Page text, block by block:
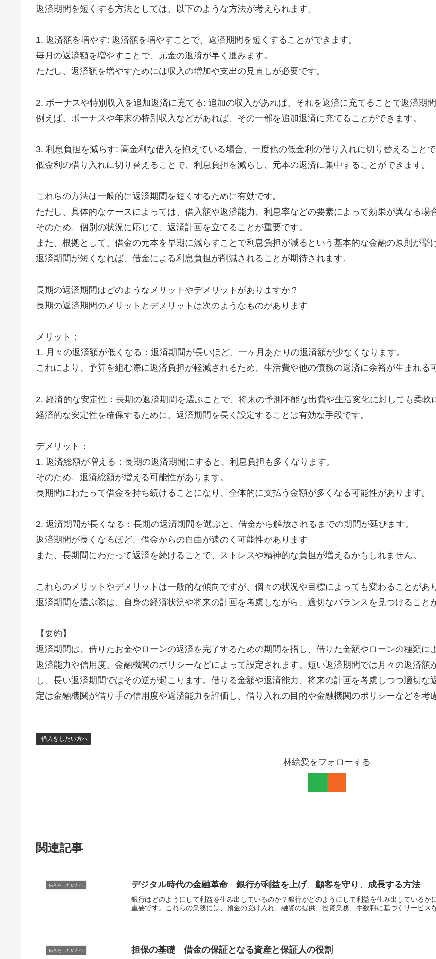
返済期間を短くする方法としては、以下のような方法が考えられます。
1. 返済額を増やす: 返済額を増やすことで、返済期間を短くすることができます。
毎月の返済額を増やすことで、元金の返済が早く進みます。
ただし、返済額を増やすためには収入の増加や支出の見直しが必要です。
2. ボーナスや特別収入を追加返済に充てる: 追加の収入があれば、それを返済に充てることで返済期
例えば、ボーナスや年末の特別収入などがあれば、その一部を追加返済に充てることができます。
3. 利息負担を減らす: 高金利な借入を抱えている場合、一度他の低金利の借り入れに切り替えること
低金利の借り入れに切り替えることで、利息負担を減らし、元本の返済に集中することができます。
これらの方法は一般的に返済期間を短くするために有効です。
ただし、具体的なケースによっては、借入額や返済能力、利息率などの要素によって効果が異なる場
そのため、個別の状況に応じて、返済計画を立てることが重要です。
また、根拠として、借金の元本を早期に減らすことで利息負担が減るという基本的な金融の原則が挙
返済期間が短くなれば、借金による利息負担が削減されることが期待されます。
長期の返済期間はどのようなメリットやデメリットがありますか？
長期の返済期間のメリットとデメリットは次のようなものがあります。
メリット：
1. 月々の返済額が低くなる：返済期間が長いほど、一ヶ月あたりの返済額が少なくなります。
これにより、予算を組む際に返済負担が軽減されるため、生活費や他の債務の返済に余裕が生まれる
2. 経済的な安定性：長期の返済期間を選ぶことで、将来の予測不能な出費や生活変化に対しても柔軟
経済的な安定性を確保するために、返済期間を長く設定することは有効な手段です。
デメリット：
1. 返済総額が増える：長期の返済期間にすると、利息負担も多くなります。
そのため、返済総額が増える可能性があります。
長期間にわたって借金を持ち続けることになり、全体的に支払う金額が多くなる可能性があります。
2. 返済期間が長くなる：長期の返済期間を選ぶと、借金から解放されるまでの期間が延びます。
返済期間が長くなるほど、借金からの自由が遠のく可能性があります。
また、長期間にわたって返済を続けることで、ストレスや精神的な負担が増えるかもしれません。
これらのメリットやデメリットは一般的な傾向ですが、個々の状況や目標によっても変わることがあ
返済期間を選ぶ際は、自身の経済状況や将来の計画を考慮しながら、適切なバランスを見つけること
【要約】
返済期間は、借りたお金やローンの返済を完了するための期間を指し、借りた金額やローンの種類
返済能力や信用度、金融機関のポリシーなどによって設定されます。短い返済期間では月々の返済額
し、長い返済期間ではその逆が起こります。借りる金額や返済能力、将来の計画を考慮しつつ適切
定は金融機関が借り手の信用度や返済能力を評価し、借り入れの目的や金融機関のポリシーなどを考
借入をしたい方へ
林絵愛をフォローする
関連記事
借入をしたい方へ デジタル時代の金融革命 銀行が利益を上げ、顧客を守り、成長する方法
銀行はどのようにして利益を生み出しているのか？銀行がどのようにして利益を生み出している
重要です。これらの業務には、預金の受け入れ、融資の提供、投資業務、手数料に基づくサービス
借入をしたい方へ 担保の基礎 借金の保証となる資産と保証人の役割